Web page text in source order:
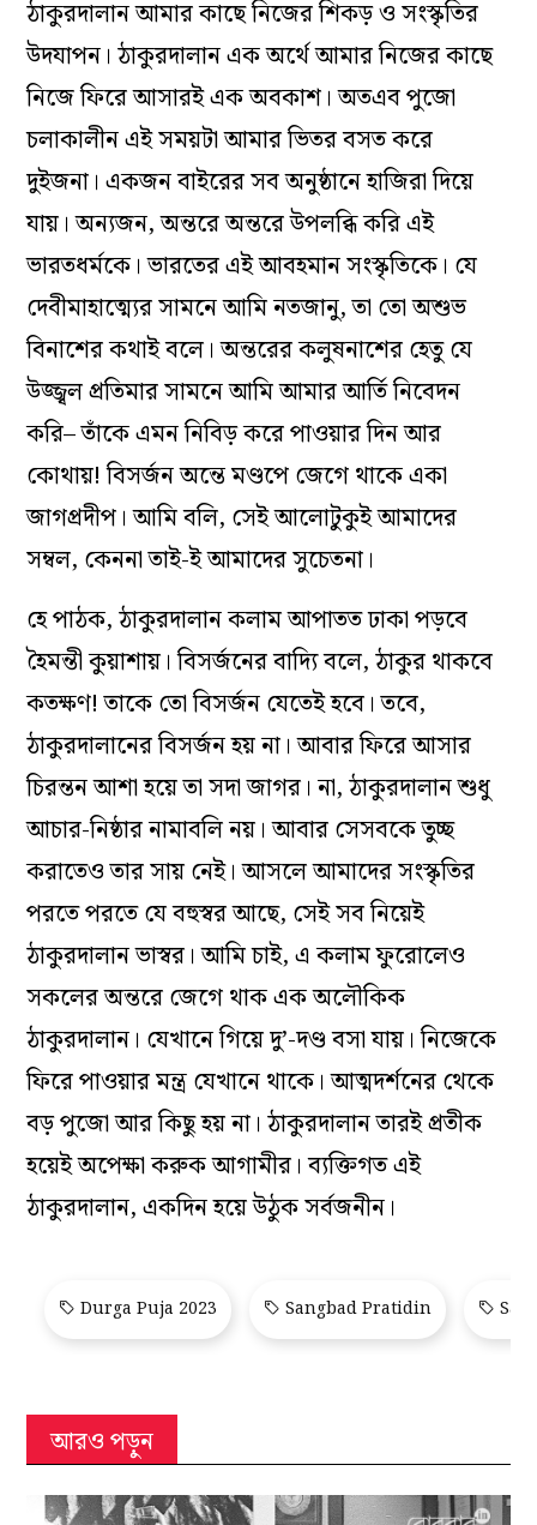
ঠাকুরদালান আমার কাছে নিজের শিকড় ও সংস্কৃতির
উদযাপন। ঠাকুরদালান এক অর্থে আমার নিজের কাছে
নিজে ফিরে আসারই এক অবকাশ। অতএব পুজো
চলাকালীন এই সময়টা আমার ভিতর বসত করে
দুইজনা। একজন বাইরের সব অনুষ্ঠানে হাজিরা দিয়ে
যায়। অন্যজন, অন্তরে অন্তরে উপলব্ধি করি এই
ভারতধর্মকে। ভারতের এই আবহমান সংস্কৃতিকে। যে
দেবীমাহাত্ম্যের সামনে আমি নতজানু, তা তো অশুভ
বিনাশের কথাই বলে। অন্তরের কলুষনাশের হেতু যে
উজ্জ্বল প্রতিমার সামনে আমি আমার আর্তি নিবেদন
করি– তাঁকে এমন নিবিড় করে পাওয়ার দিন আর
কোথায়! বিসর্জন অন্তে মণ্ডপে জেগে থাকে একা
জাগপ্রদীপ। আমি বলি, সেই আলোটুকুই আমাদের
সম্বল, কেননা তাই-ই আমাদের সুচেতনা।
হে পাঠক, ঠাকুরদালান কলাম আপাতত ঢাকা পড়বে
হৈমন্তী কুয়াশায়। বিসর্জনের বাদ্যি বলে, ঠাকুর থাকবে
কতক্ষণ! তাকে তো বিসর্জন যেতেই হবে। তবে,
ঠাকুরদালানের বিসর্জন হয় না। আবার ফিরে আসার
চিরন্তন আশা হয়ে তা সদা জাগর। না, ঠাকুরদালান শুধু
আচার-নিষ্ঠার নামাবলি নয়। আবার সেসবকে তুচ্ছ
করাতেও তার সায় নেই। আসলে আমাদের সংস্কৃতির
পরতে পরতে যে বহুস্বর আছে, সেই সব নিয়েই
ঠাকুরদালান ভাস্বর। আমি চাই, এ কলাম ফুরোলেও
সকলের অন্তরে জেগে থাক এক অলৌকিক
ঠাকুরদালান। যেখানে গিয়ে দু’-দণ্ড বসা যায়। নিজেকে
ফিরে পাওয়ার মন্ত্র যেখানে থাকে। আত্মদর্শনের থেকে
বড় পুজো আর কিছু হয় না। ঠাকুরদালান তারই প্রতীক
হয়েই অপেক্ষা করুক আগামীর। ব্যক্তিগত এই
ঠাকুরদালান, একদিন হয়ে উঠুক সর্বজনীন।
Durga Puja 2023 Sangbad Pratidin
আরও পড়ুন